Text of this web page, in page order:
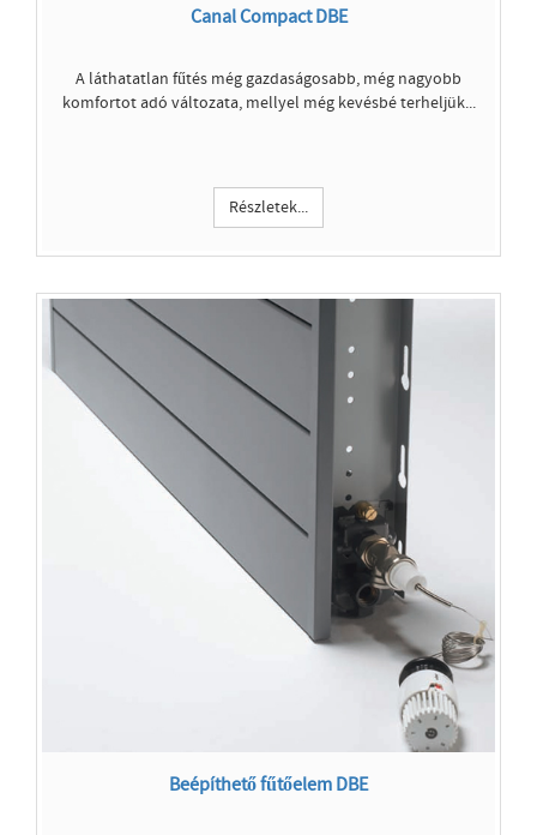
Canal Compact DBE
A láthatatlan fűtés még gazdaságosabb, még nagyobb
komfortot adó változata, mellyel még kevésbé terheljük...
Részletek...
Beépíthető fűtőelem DBE